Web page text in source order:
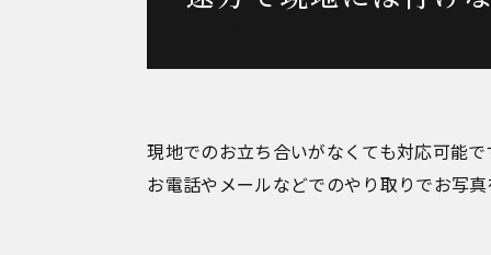
現地でのお立ち合いがなくても対応可能で
お電話やメールなどでのやり取りでお写